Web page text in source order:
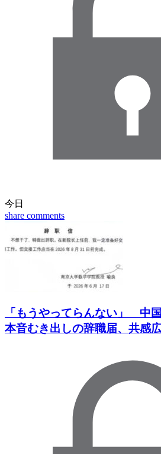
今日
share comments
「もうやってらんない」 中
本音むき出しの辞職届、共感